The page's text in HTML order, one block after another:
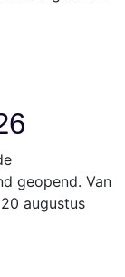
geopend. Van
augustus